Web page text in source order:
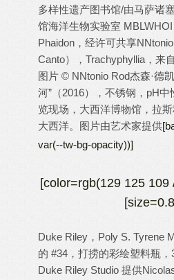
多样性遗产图书馆/由马萨诸
馆海洋生物实验室
Phaidon，经许可共享
Canto），Trachyphyllia，来
图片 © NNtonio Rod杰森·德
河”（2016），不锈钢，pH
览现场，大西洋博物馆，拉
大西洋。图片由艺术家提供
var(--tw-bg-opacity))]
[color=rgb(129 125
Duke Riley，Poly S. Tyrene
的 #34，打捞的彩绘塑料瓶
Duke Riley Studio 提供